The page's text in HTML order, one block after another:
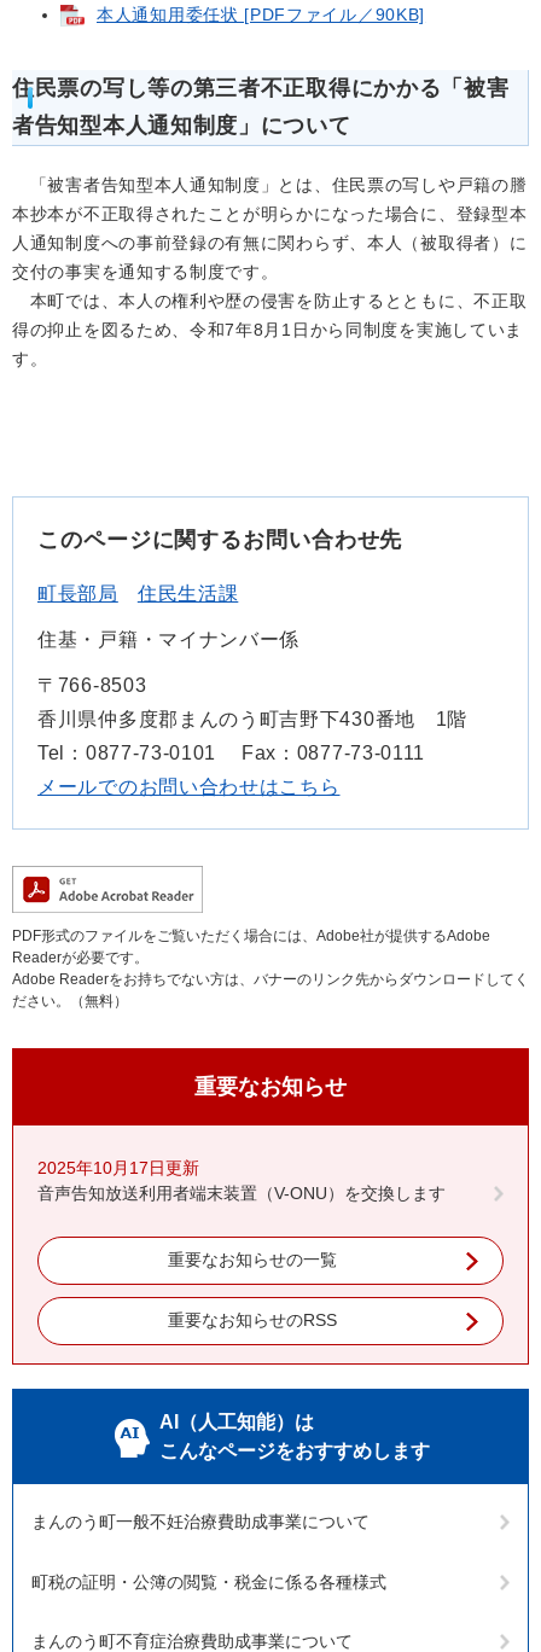
本人通知用委任状 [PDFファイル／90KB]
住民票の写し等の第三者不正取得にかかる「被害
者告知型本人通知制度」について
「被害者告知型本人通知制度」とは、住民票の写しや戸籍の謄
本抄本が不正取得されたことが明らかになった場合に、登録型本
人通知制度への事前登録の有無に関わらず、本人（被取得者）に
交付の事実を通知する制度です。
本町では、本人の権利や歴の侵害を防止するとともに、不正取
得の抑止を図るため、令和7年8月1日から同制度を実施していま
す。
このページに関するお問い合わせ先
町長部局 住民生活課
住基・戸籍・マイナンバー係
〒766-8503
香川県仲多度郡まんのう町吉野下430番地 1階
Tel：0877-73-0101
Fax：0877-73-0111
メールでのお問い合わせはこちら
PDF形式のファイルをご覧いただく場合には、Adobe社が提供するAdobe
Readerが必要です。
Adobe Readerをお持ちでない方は、バナーのリンク先からダウンロードしてく
ださい。（無料）
重要なお知らせ
2025年10月17日更新
音声告知放送利用者端末装置（V-ONU）を交換します
重要なお知らせの一覧
重要なお知らせのRSS
AI（人工知能）は
こんなページをおすすめします
まんのう町一般不妊治療費助成事業について
町税の証明・公簿の閲覧・税金に係る各種様式
まんのう町不育症治療費助成事業について